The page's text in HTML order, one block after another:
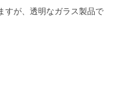
すが、透明なガラス製品で